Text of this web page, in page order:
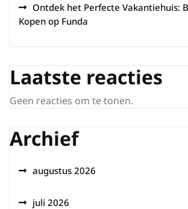
Ontdek het Perfecte Vakantiehuis:
Kopen op Funda
Laatste reacties
Geen reacties om te tonen.
Archief
augustus 2026
juli 2026